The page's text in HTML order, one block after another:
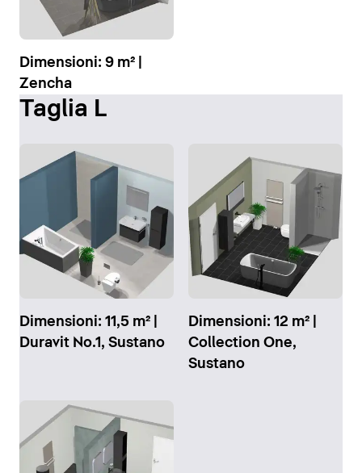
Dimensioni: 9 m² |
Zencha
Taglia L
Dimensioni: 11,5 m² |
Duravit No.1, Sustano
Dimensioni: 12 m² |
Collection One,
Sustano